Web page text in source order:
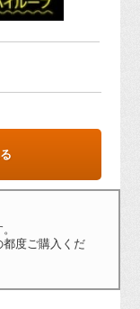
度ご購入くだ